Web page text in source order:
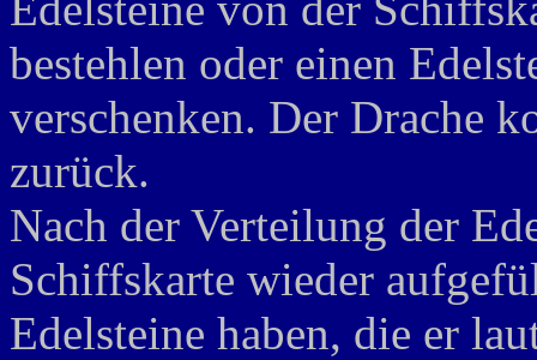
bestehlen oder einen
verschenken. Der Drache
zurück.
Nach der Verteilung der
Schiffskarte wieder
Edelsteine haben, die er